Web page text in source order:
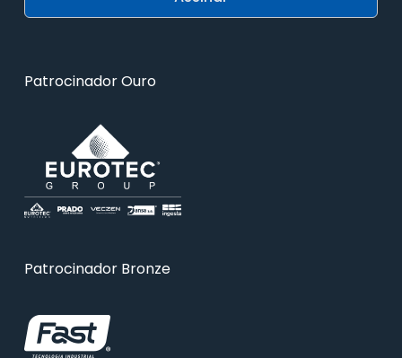
Patrocinador Ouro
Patrocinador Bronze